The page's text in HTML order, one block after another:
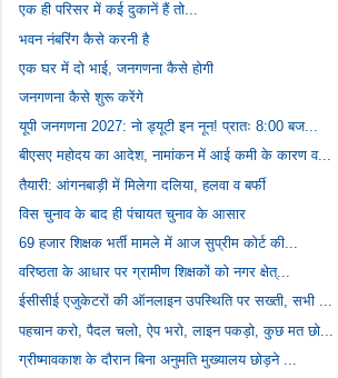
एक ही परिसर में कई दुकानें हैं तो...
भवन नंबरिंग कैसे करनी है
एक घर में दो भाई, जनगणना कैसे होगी
जनगणना कैसे शुरू करेंगे
यूपी जनगणना 2027: नो ड्यूटी इन नून! प्रातः 8:00 बज...
बीएसए महोदय का आदेश, नामांकन में आई कमी के कारण व...
तैयारी: आंगनबाड़ी में मिलेगा दलिया, हलवा व बर्फी
विस चुनाव के बाद ही पंचायत चुनाव के आसार
69 हजार शिक्षक भर्ती मामले में आज सुप्रीम कोर्ट की...
वरिष्ठता के आधार पर ग्रामीण शिक्षकों को नगर क्षेत्...
ईसीसीई एजुकेटरों की ऑनलाइन उपस्थिति पर सख्ती, सभी ...
पहचान करो, पैदल चलो, ऐप भरो, लाइन पकड़ो, कुछ मत छो...
ग्रीष्मावकाश के दौरान बिना अनुमति मुख्यालय छोड़ने ...